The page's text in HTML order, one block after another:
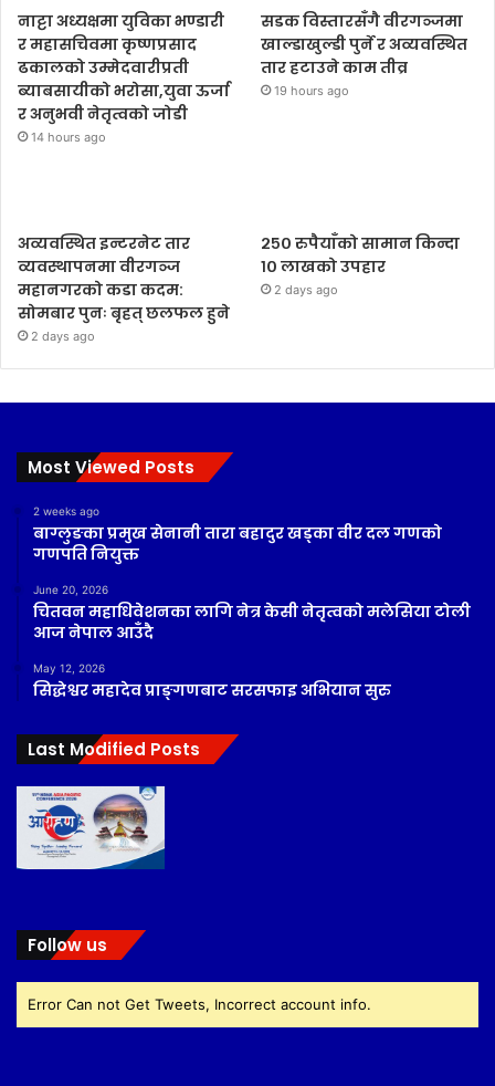
नाट्टा अध्यक्षमा युविका भण्डारी
र महासचिवमा कृष्णप्रसाद
ढकालको उम्मेदवारीप्रती
ब्याबसायीको भरोसा,युवा ऊर्जा
र अनुभवी नेतृत्वको जोडी
14 hours ago
सडक विस्तारसँगै वीरगञ्जमा
खाल्डाखुल्डी पुर्ने र अव्यवस्थित
तार हटाउने काम तीव्र
19 hours ago
अव्यवस्थित इन्टरनेट तार
व्यवस्थापनमा वीरगञ्ज
महानगरको कडा कदम:
सोमबार पुनः बृहत् छलफल हुने
2 days ago
२५० रुपैयाँको सामान किन्दा
१० लाखको उपहार
2 days ago
Most Viewed Posts
2 weeks ago
बाग्लुङका प्रमुख सेनानी तारा बहादुर खड्का वीर दल गणको
गणपति नियुक्त
June 20, 2026
चितवन महाधिवेशनका लागि नेत्र केसी नेतृत्वको मलेसिया टोली
आज नेपाल आउँदै
May 12, 2026
सिद्धेश्वर महादेव प्राङ्गणबाट सरसफाइ अभियान सुरु
Last Modified Posts
Follow us
Error Can not Get Tweets, Incorrect account info.